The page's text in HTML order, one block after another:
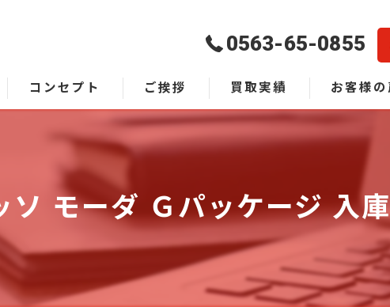
0563-65-0855
コンセプト ご挨拶 買取実績 お客様の
よくある質問
ソ モーダ Ｇパッケージ 入